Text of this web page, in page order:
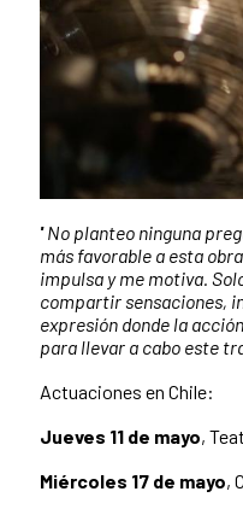
'No planteo ninguna
más favorable a esta
impulsa y me motiva.
compartir sensaciones,
expresión donde la
para llevar a cabo este
Actuaciones en Chile:
Jueves 11 de mayo,
Miércoles 17 de mayo,